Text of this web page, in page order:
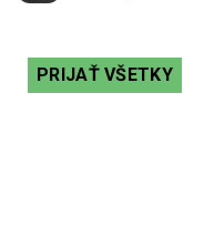
kábel 2x1,31mm2
PRIJAŤ VŠETKY